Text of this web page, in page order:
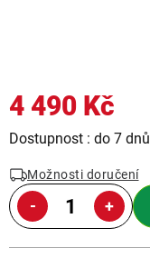
4 490 Kč
Měrná
Dostupnost : do 7 dnů
Možnosti doručení